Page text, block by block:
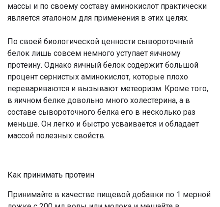
массы и по своему составу аминокислот практически
является эталоном для применения в этих целях.
По своей биологической ценности сывороточный
белок лишь совсем немного уступает яичному
протеину. Однако яичный белок содержит большой
процент сернистых аминокислот, которые плохо
перевариваются и вызывают метеоризм. Кроме того,
в яичном белке довольно много холестерина, а в
составе сывороточного белка его в несколько раз
меньше. Он легко и быстро усваивается и обладает
массой полезных свойств.
Как принимать протеин
Принимайте в качестве пищевой добавки по 1 мерной